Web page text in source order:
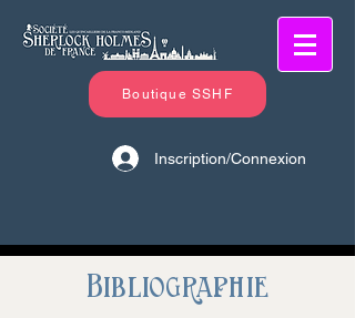
Boutique SSHF
Inscription/Connexion
Bibliographie